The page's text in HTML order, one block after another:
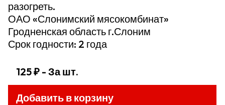
разогреть.
ОАО «Слонимский мясокомбинат»
Гродненская область г.Слоним
Срок годности: 2 года
125 ₽ - За шт.
Добавить в корзину